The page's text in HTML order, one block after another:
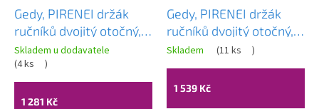
Gedy, PIRENEI držák
ručníků dvojitý otočný,
chrom, PI2313
Skladem u dodavatele
(4 ks )
1 281 Kč
Gedy, PIRENEI držák
ručníků dvojitý otočný,
černá matná, PI2314
Skladem (11 ks )
1 539 Kč